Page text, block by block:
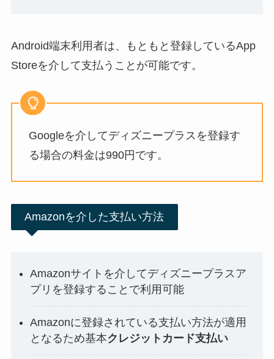
Android端末利用者は、もともと登録しているApp
Storeを介して支払うことが可能です。
Googleを介してディズニープラスを登録す
る場合の料金は990円です。
Amazonを介した支払い方法
Amazonサイトを介してディズニープラスア
プリを登録することで利用可能
Amazonに登録されている支払い方法が適用
となるため基本クレジットカード支払い